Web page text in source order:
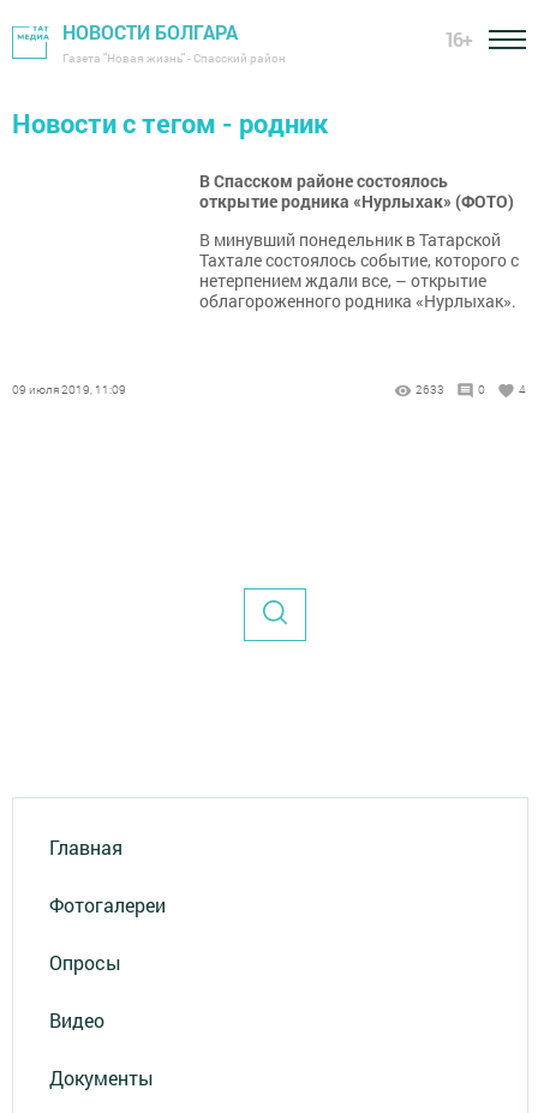
НОВОСТИ БОЛГАРА
Газета "Новая жизнь" - Спасский район
16+
Новости с тегом - родник
В Спасском районе состоялось
открытие родника «Нурлыхак» (ФОТО)
В минувший понедельник в Татарской
Тахтале состоялось событие, которого с
нетерпением ждали все, – открытие
облагороженного родника «Нурлыхак».
09 июля 2019, 11:09 2633 0 4
Главная
Фотогалереи
Опросы
Видео
Документы